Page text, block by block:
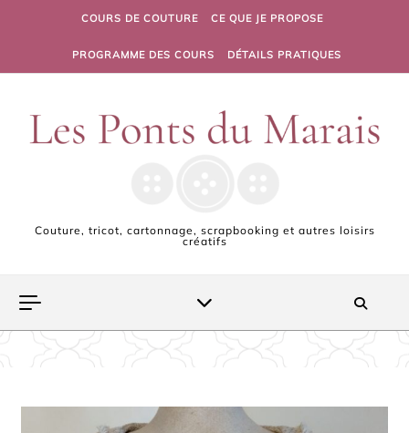
Skip to contentCOURS DE COUTURE CE QUE JE PROPOSE
PROGRAMME DES COURS DÉTAILS PRATIQUES
Couture, tricot, cartonnage, scrapbooking et autres loisirs
créatifs